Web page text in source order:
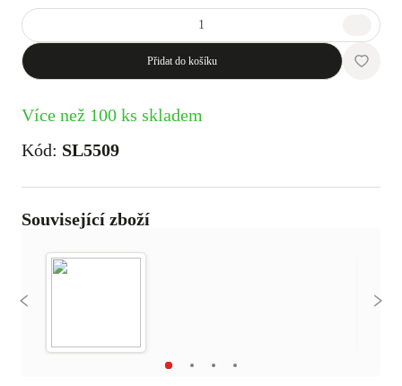
Přidat do košíku
Více než 100 ks skladem
Kód: SL5509
Související zboží